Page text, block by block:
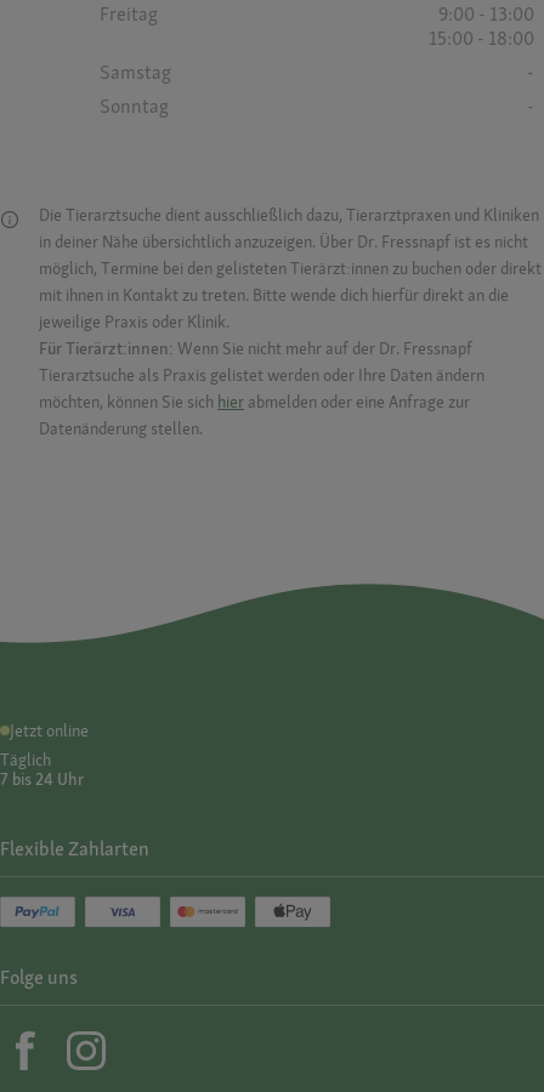
Freitag
9:00 - 13:00
15:00 - 18:00
Samstag
-
Sonntag
-
Die Tierarztsuche dient ausschließlich dazu, Tierarztpraxen und Kliniken
in deiner Nähe übersichtlich anzuzeigen. Über Dr. Fressnapf ist es nicht
möglich, Termine bei den gelisteten Tierärzt:innen zu buchen oder direkt
mit ihnen in Kontakt zu treten. Bitte wende dich hierfür direkt an die
jeweilige Praxis oder Klinik.
Für Tierärzt:innen: Wenn Sie nicht mehr auf der Dr. Fressnapf
Tierarztsuche als Praxis gelistet werden oder Ihre Daten ändern
möchten, können Sie sich hier abmelden oder eine Anfrage zur
Datenänderung stellen.
Jetzt online
Täglich
7 bis 24 Uhr
Flexible Zahlarten
Folge uns